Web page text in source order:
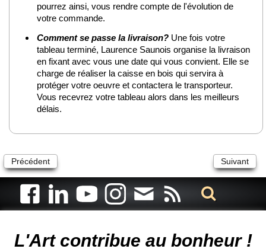
pourrez ainsi, vous rendre compte de l'évolution de
votre commande.
Comment se passe la livraison? Une fois votre
tableau terminé, Laurence Saunois organise la livraison
en fixant avec vous une date qui vous convient. Elle se
charge de réaliser la caisse en bois qui servira à
protéger votre oeuvre et contactera le transporteur.
Vous recevrez votre tableau alors dans les meilleurs
délais.
Précédent Suivant
L'Art contribue au bonheur !